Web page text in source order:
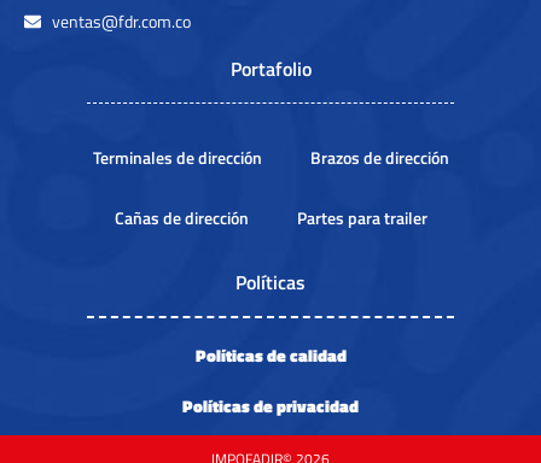
ventas@fdr.com.co
Portafolio
Terminales de dirección Brazos de dirección
Cañas de dirección Partes para trailer
Políticas
Políticas de calidad
Políticas de privacidad
IMPOFADIR© 2026